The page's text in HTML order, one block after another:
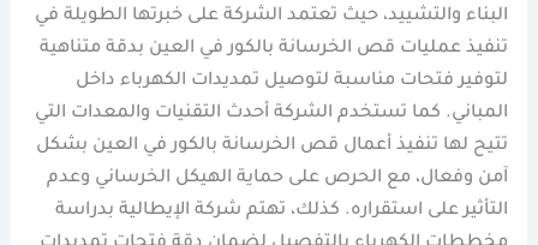
البناء والتشييد، حيث تعتمد الشركة على خبرتها الطويلة في
تنفيذ عمليات قص الخرسانة بالكور في العين بدقة متناهية
لتوفير فتحات مناسبة لتوصيل تمديدات الكهرباء داخل
المباني. كما تستخدم الشركة أحدث التقنيات والمعدات التي
تتيح لها تنفيذ أعمال قص الخرسانة بالكور في العين بشكل
آمن وفعال، مع الحرص على حماية الهيكل الخرساني وعدم
التأثير على استقراره. كذلك، تهتم شركة الإيطالية بدراسة